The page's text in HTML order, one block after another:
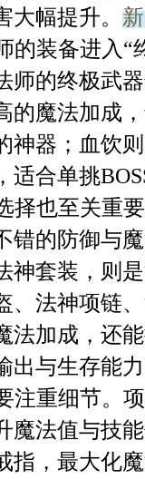
幅提升。
的装备进入“
师的终极武
的魔法加成
神器；血饮
合单挑
择也至关重
错的防御与
神套装，则
、法神项链
法加成，还
出与生存能
注重细节。
魔法值与技
指，最大化